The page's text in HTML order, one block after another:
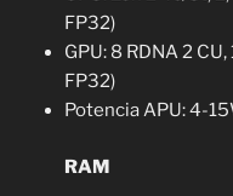
FP32)
GPU: 8 RDNA 2
FP32)
Potencia APU: 4-
RAM